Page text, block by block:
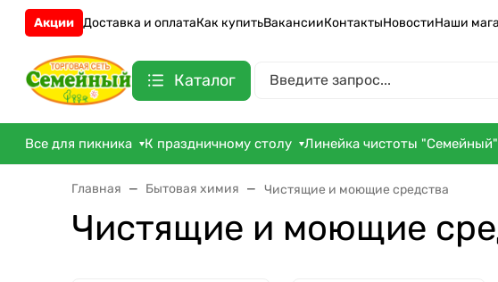
Акции Доставка и оплатаКак купитьВакансииКонтактыНовостиНаши
Каталог
Все для пикника К праздничному столу Линейка чистоты "Семейный"
Главная Бытовая химия Чистящие и моющие средства
Чистящие и моющие